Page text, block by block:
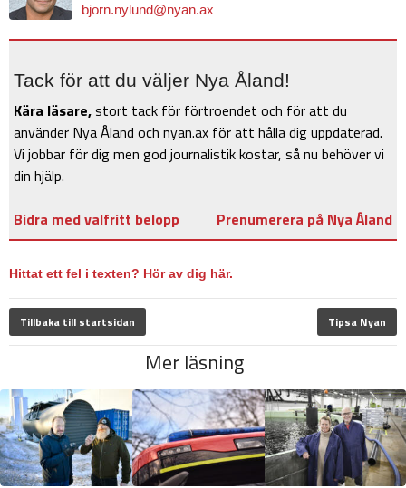
bjorn.nylund@nyan.ax
Tack för att du väljer Nya Åland!
Kära läsare,stort tack för förtroendet och för att du
använder Nya Åland och nyan.ax för att hålla dig uppdaterad.
Vi jobbar för dig men god journalistik kostar, så nu behöver vi
din hjälp.
Bidra med valfritt belopp
Prenumerera på Nya Åland
Hittat ett fel i texten? Hör av dig här.
Tillbaka till startsidan Tipsa Nyan
Mer läsning